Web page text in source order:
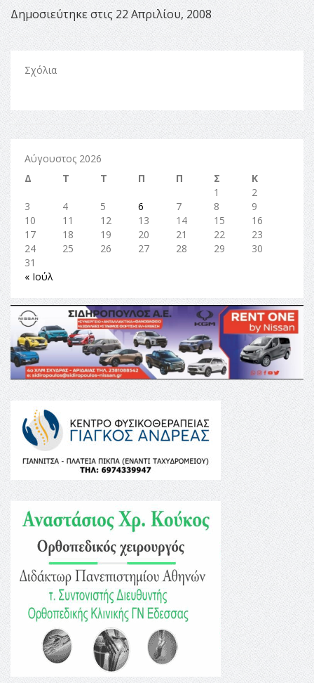
Δημοσιεύτηκε στις 22 Απριλίου, 2008
Σχόλια
Αύγουστος 2026
Δ
Τ Τ Π Π Σ
Κ
1
2
3
4 5 6 7 8
9
10
11 12 13 14 15
16
17
18 19 20 21 22
23
24
25 26 27 28 29
30
31
« Ιούλ